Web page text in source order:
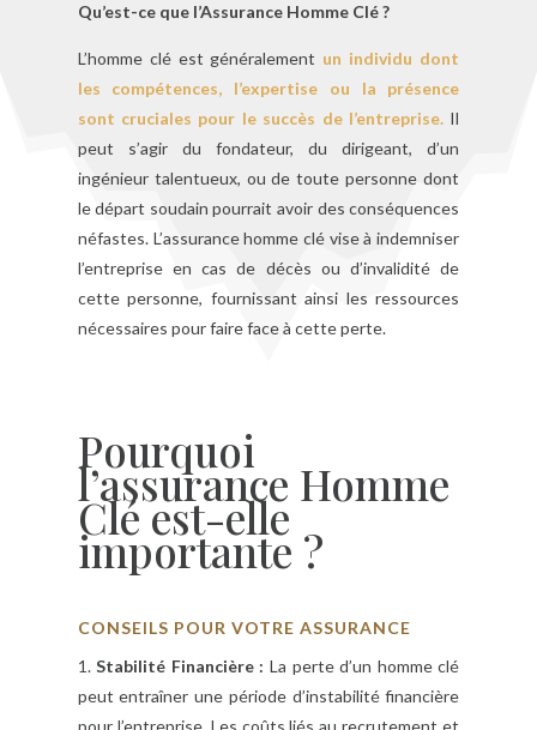
Qu’est-ce que l’Assurance Homme Clé ?
L’homme clé est généralement un individu dont
les compétences, l’expertise ou la présence
sont cruciales pour le succès de l’entreprise.Il
peut s’agir du fondateur, du dirigeant, d’un
ingénieur talentueux, ou de toute personne dont
le départ soudain pourrait avoir des conséquences
néfastes. L’assurance homme clé vise à indemniser
l’entreprise en cas de décès ou d’invalidité de
cette personne, fournissant ainsi les ressources
nécessaires pour faire face à cette perte.
Pourquoi
l’assurance Homme
Clé est-elle
importante ?
CONSEILS POUR VOTRE ASSURANCE
1.Stabilité Financière : La perte d’un homme clé
peut entraîner une période d’instabilité financière